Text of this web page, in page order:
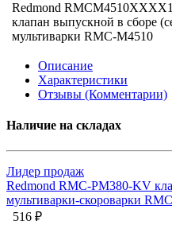
Redmond
клапан выпускной в сборе
мультиварки RMС-M4510
Описание
Характеристики
Отзывы (Комментарии)
Наличие на складах
Лидер продаж
Redmond RMC-PM380-KV
мультиварки-скороварки
516 ₽